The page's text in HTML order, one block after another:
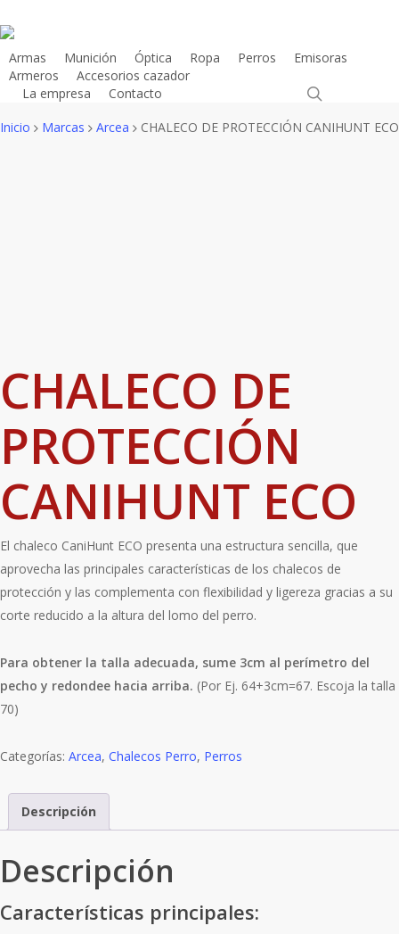
to
main
content
Armas Munición Óptica Ropa Perros
Emisoras
Armeros
Accesorios cazador
La empresa
Contacto
Inicio Marcas Arcea CHALECO DE PROTECCIÓN CANIHUNT ECO
CHALECO DE
PROTECCIÓN
CANIHUNT ECO
El chaleco CaniHunt ECO presenta una estructura sencilla, que
aprovecha las principales características de los chalecos de
protección y las complementa con flexibilidad y ligereza gracias a su
corte reducido a la altura del lomo del perro.
Para obtener la talla adecuada, sume 3cm al perímetro del
pecho y redondee hacia arriba. (Por Ej. 64+3cm=67. Escoja la talla
70)
Categorías: Arcea, Chalecos Perro, Perros
Descripción
Descripción
Características principales: